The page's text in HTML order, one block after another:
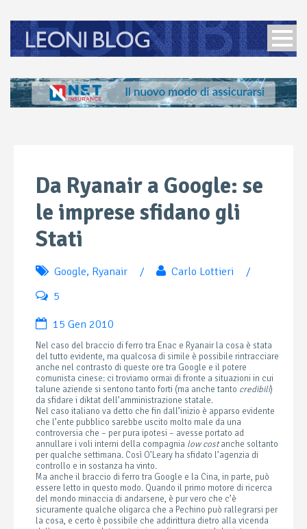
Da Ryanair a Google: se
le imprese sfidano gli
Stati
Google, Ryanair / Carlo Lottieri
/
5
15 Gen 2010
Nel caso del braccio di ferro tra Enac e Ryanair la cosa è stata
del tutto evidente, ma qualcosa di simile è possibile rintracciare
anche nel contrasto di queste ore tra Google e il potere
comunista cinese: ci troviamo ormai di fronte a situazioni in cui
talune aziende si sentono tanto forti (ma anche tanto credibili)
da sfidare i diktat dell’amministrazione statale.
Nel caso italiano va detto che fin dall’inizio è apparso evidente
che l’ente pubblico sarebbe uscito molto male da una
controversia che – per pura ipotesi – avesse portato ad
annullare i voli interni della compagnia low costanche soltanto
per qualche settimana. Così O’Leary ha sfidato l’agenzia di
controllo e in sostanza ha vinto.
Ma anche il braccio di ferro tra Google e la Cina, in parte, può
essere letto in questo modo. Quando il primo motore di ricerca
del mondo minaccia di andarsene, è pur vero che c’è
sicuramente qualche oligarca che a Pechino può rallegrarsi per
la cosa, e certo è possibile che addirittura dietro alla vicenda